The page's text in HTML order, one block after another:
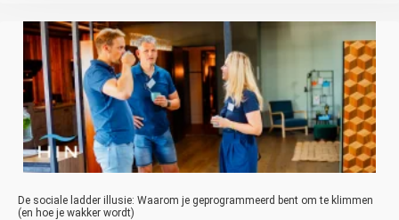
De sociale ladder illusie: Waarom je geprogrammeerd bent om te klimmen
(en hoe je wakker wordt)